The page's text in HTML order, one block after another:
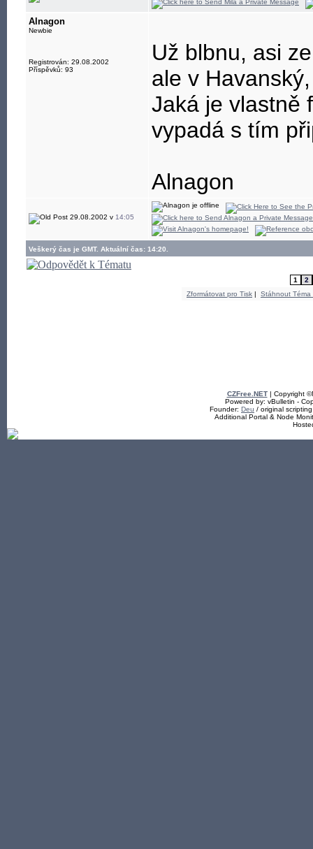
Alnagon
Newbie
Registrován: 29.08.2002
Příspěvků: 93
Už blbnu, asi
ale v
Jaká je vlastně
vypadá s tím
Alnagon
29.08.2002 v 14:05
Veškerý čas je GMT. Aktuální čas: 14:20.
1
2
Zformátovat pro Tisk | Stáhnout Téma
CZFree.NET| Copyright
Powered by: vBulletin -
Founder: Deu / original
Additional Portal & Node